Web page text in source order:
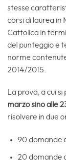
stesse
corsi di laurea in
Cattolica in
del punteggio e
norme
2014/2015.
La prova, a cui
marzo sino alle
risolvere in due
90 domande
20 domande